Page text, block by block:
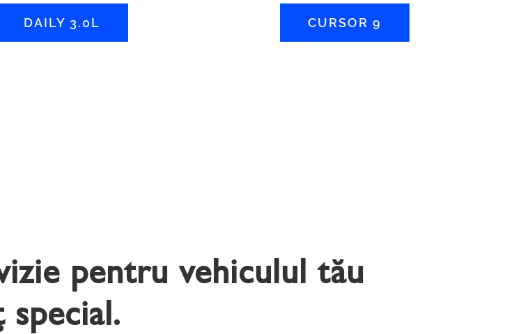
DAILY 3.0L CURSOR 9
pentru vehiculul tău